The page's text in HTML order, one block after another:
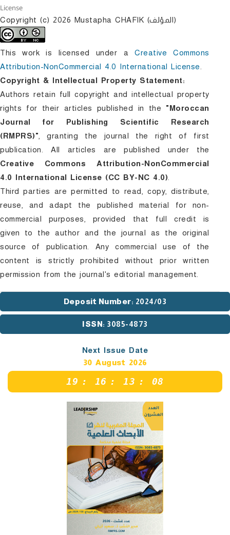
License
Copyright (c) 2026 Mustapha CHAFIK (المؤلف)
This work is licensed under aCreative Commons
Attribution-NonCommercial 4.0 International License
Copyright & Intellectual Property Statement:
Authors retain full copyright and intellectual property
rights for their articles published in the "Moroccan
Journal for Publishing Scientific Research
(RMPRS)" , granting the journal the right of first
publication. All articles are published under the
Creative Commons Attribution-NonCommercial
4.0 International License (CC BY-NC 4.0)
Third parties are permitted to read, copy, distribute,
reuse, and adapt the published material for non-
commercial purposes, provided that full credit is
given to the author and the journal as the original
source of publication. Any commercial use of the
content is strictly prohibited without prior written
permission from the journal's editorial management.
Deposit Number: 2024/03
ISSN: 3085-4873
Next Issue Date
30 August 2026
19 : 16 :13 : 07